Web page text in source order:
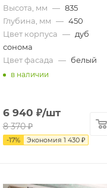
Высота, мм — 835
Глубина, мм — 450
Цвет корпуса — дуб
сонома
Цвет фасада — белый
в наличии
6 940 ₽/шт
8 370₽
-17% Экономия 1 430₽